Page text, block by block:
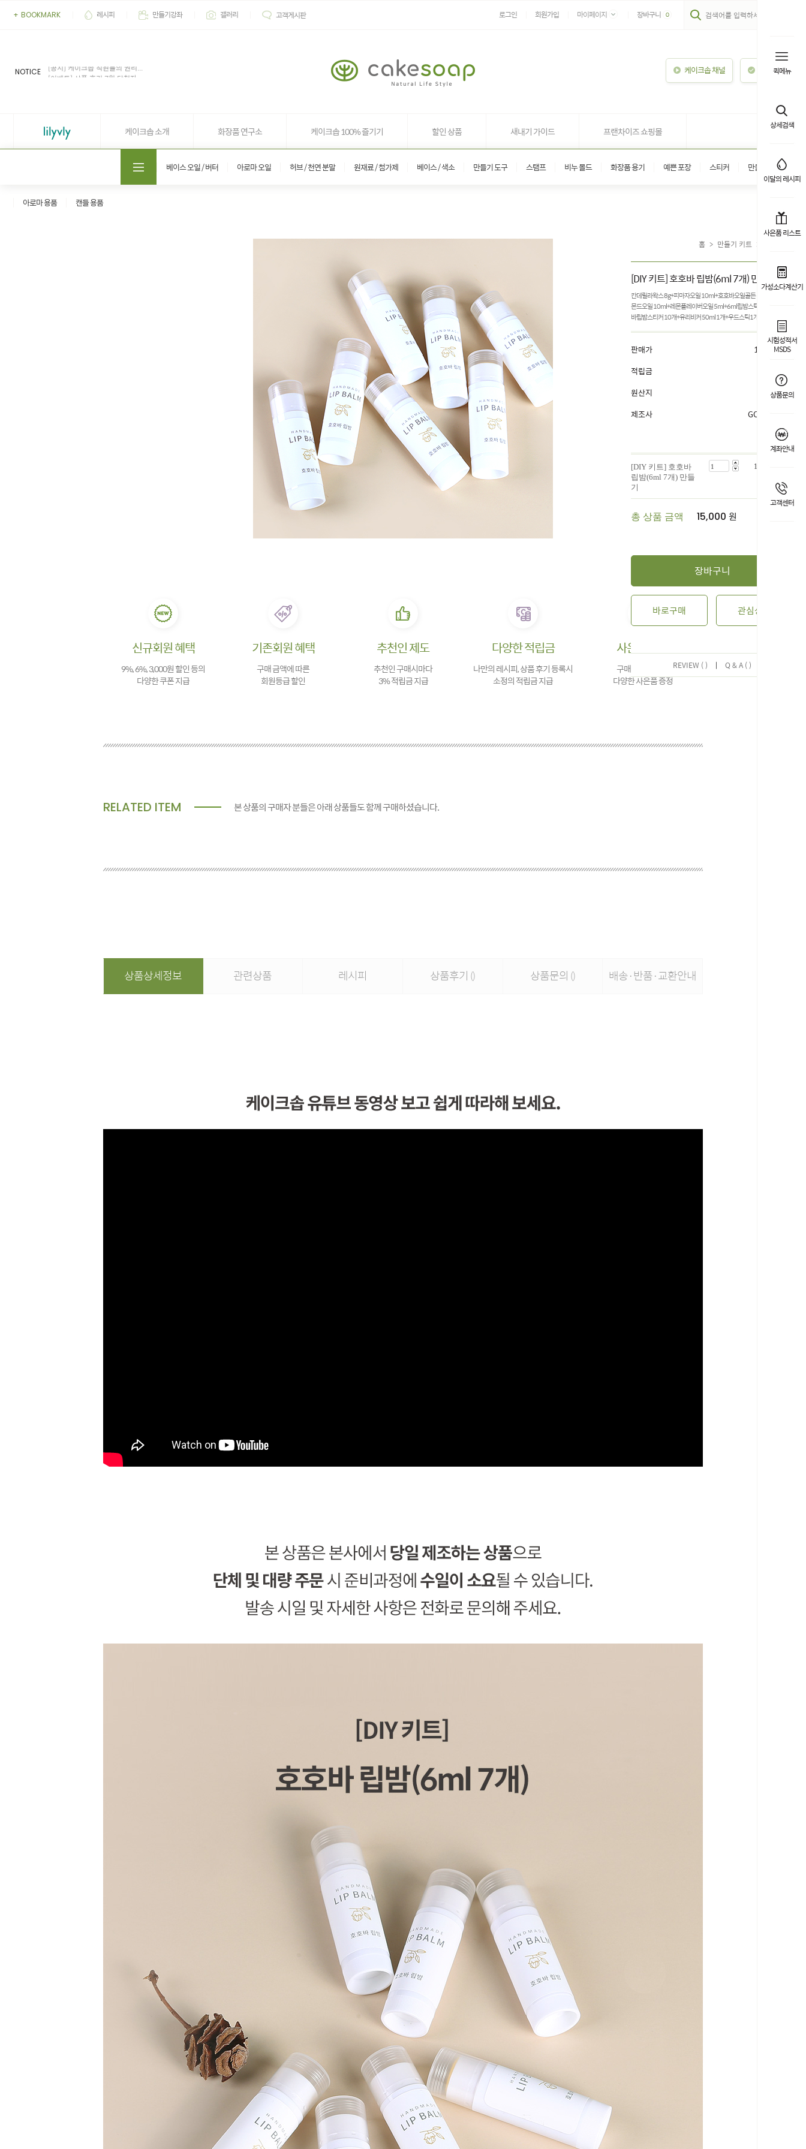
퀵메뉴
상세검색
이달의 레시피
사은품 리스트
가성소다계산기
시험성적서
MSDS
상품문의
계좌안내
고객센터
+ BOOKMARK 레시피 만들기강좌 갤러리 고객게시판 로그인 회원가입 마이페이지 장바구니 0
NOTICE
[이벤트] 상품 후기 7월 당첨자...
케이크솝 채널 이용안내
케이크솝 소개 화장품 연구소 케이크솝 100% 즐기기 할인 상품 새내기 가이드 프랜차이즈 쇼핑몰
베이스 오일 / 버터 아로마 오일 허브 / 천연 분말 원재료 / 첨가제 베이스 / 색소 만들기 도구 스탬프 비누 몰드 화장품 용기 예쁜 포장 스티커 만들기 키트
아로마 용품 캔들 용품
신규회원 혜택
9%, 6%, 3,000원 할인 등의
다양한 쿠폰 지급
기존회원 혜택
구매 금액에 따른
회원등급 할인
추천인 제도
추천인 구매시마다
3% 적립금 지급
다양한 적립금
나만의 레시피, 상품 후기 등록시
소정의 적립금 지급
사은품 증정
구매 금액에 대한
다양한 사은품 증정
RELATED ITEM 본 상품의 구매자 분들은 아래 상품들도 함께 구매하셨습니다.
상품상세정보 관련상품 레시피 상품후기 () 상품문의 () 배송·반품·교환안내
홈 > 만들기 키트 >
[DIY 키트] 호호바 립밤(6ml 7개) 만들기
칸데릴라왁스 8g+피마자오일 10ml+호호바오일골든 10ml+스윗아
몬드오일 10ml+레몬플레이버오일 5ml+6ml립밤스틱용기7개+호호
바립밤스티커 10개+유리비커 50ml 1개+우드스틱1개+설명서 1장
판매가 15,000원
적립금
원산지
국내산
제조사
GOOWORL
[DIY 키트] 호호바
립밤(6ml 7개) 만들
기
15,000
총 상품 금액 15,000 원
장바구니
바로구매 관심상품
REVIEW ( ) | Q & A ( )